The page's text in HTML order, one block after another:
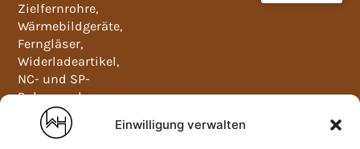
Einwilligung verwalten
Zielfernrohre,
Wärmebildgeräte,
Ferngläser,
Widerladeartikel,
NC- und SP-
Pulver und
Waffenschränke.
Mo-Fr